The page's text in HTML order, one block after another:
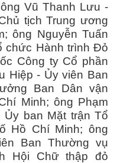
Vũ Thanh Lưu -
tịch Trung ương
ông Nguyễn Tuấn
chức Hành trình Đỏ
Công ty Cổ phần
Hiệp - Ủy viên Ban
Ban Dân vận
Minh; ông Phạm
ban Mặt trận Tổ
Hồ Chí Minh; ông
Ban Thường vụ
Hội Chữ thập đỏ